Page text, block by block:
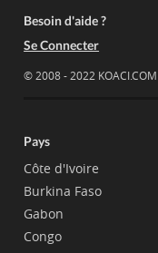
Besoin d'aide ?
Se Connecter
© 2008 - 2022 KOACI.COM
Pays
Côte d'Ivoire
Burkina Faso
Gabon
Congo